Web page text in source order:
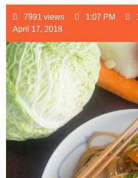
7991 views 1:07 PM
April 17, 2018